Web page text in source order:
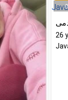
0
26